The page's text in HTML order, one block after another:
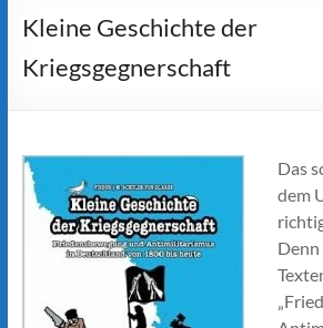
Kleine Geschichte der
Kriegsgegnerschaft
Das
dem
Denn